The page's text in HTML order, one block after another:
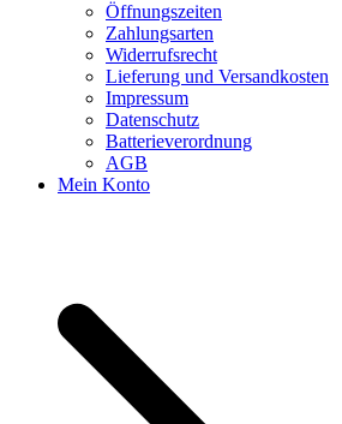
Öffnungszeiten
Zahlungsarten
Widerrufsrecht
Lieferung und Versandkosten
Impressum
Datenschutz
Batterieverordnung
AGB
Mein Konto